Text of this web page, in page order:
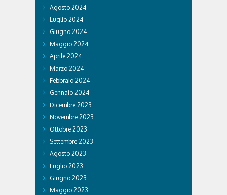
Agosto 2024
Luglio 2024
Giugno 2024
Maggio 2024
Aprile 2024
Marzo 2024
Febbraio 2024
Gennaio 2024
Dicembre 2023
Novembre 2023
Ottobre 2023
Settembre 2023
Agosto 2023
Luglio 2023
Giugno 2023
Maggio 2023